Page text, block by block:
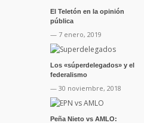
El Teletón en la opinión
pública
— 7 enero, 2019
Los «súperdelegados» y el
federalismo
— 30 noviembre, 2018
Peña Nieto vs AMLO: